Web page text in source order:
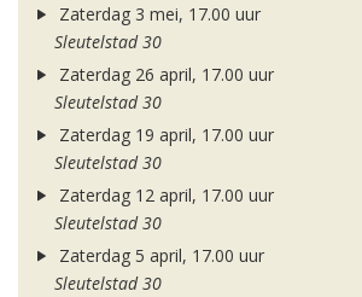
Zaterdag 3 mei, 17.00 uur
Sleutelstad 30
Zaterdag 26 april, 17.00 uur
Sleutelstad 30
Zaterdag 19 april, 17.00 uur
Sleutelstad 30
Zaterdag 12 april, 17.00 uur
Sleutelstad 30
Zaterdag 5 april, 17.00 uur
Sleutelstad 30